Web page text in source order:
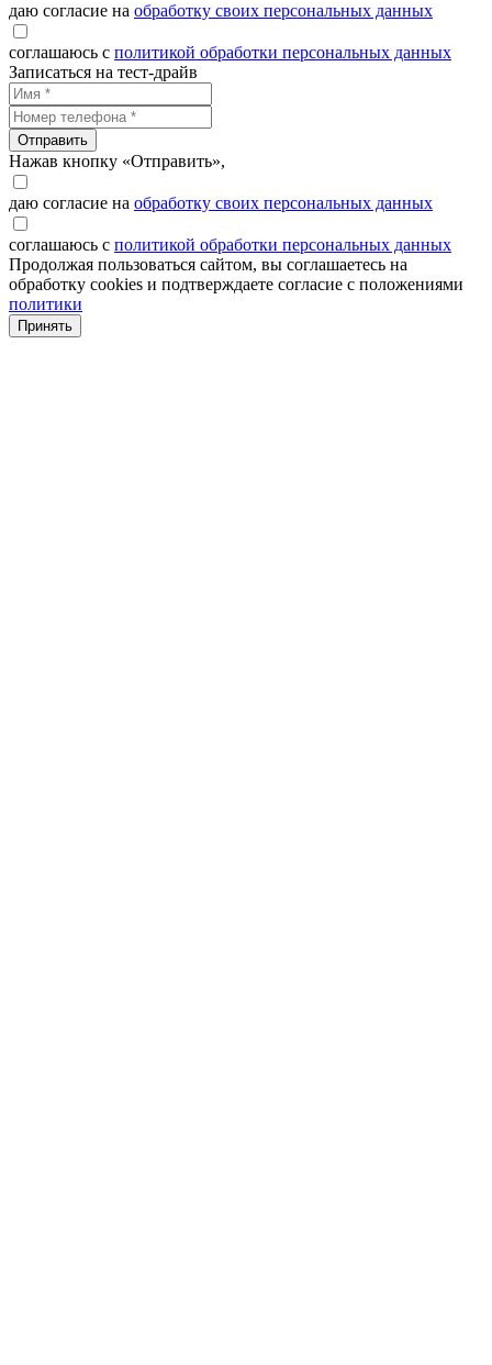
даю согласие на обработку своих персональных данных
соглашаюсь с политикой обработки персональных данных
Записаться на тест-драйв
Отправить
Нажав кнопку «Отправить»,
даю согласие на обработку своих персональных данных
соглашаюсь с политикой обработки персональных данных
Продолжая пользоваться сайтом, вы соглашаетесь на
обработку cookies и подтверждаете согласие с положениями
политики
Принять